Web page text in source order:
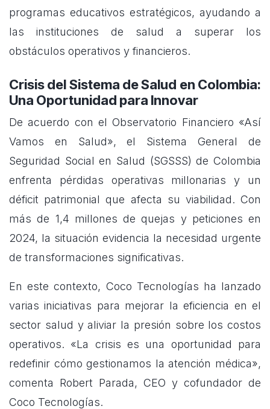
programas educativos estratégicos, ayudando a
las instituciones de salud a superar los
obstáculos operativos y financieros.
Crisis del Sistema de Salud en Colombia:
Una Oportunidad para Innovar
De acuerdo con el Observatorio Financiero «Así
Vamos en Salud», el Sistema General de
Seguridad Social en Salud (SGSSS) de Colombia
enfrenta pérdidas operativas millonarias y un
déficit patrimonial que afecta su viabilidad. Con
más de 1,4 millones de quejas y peticiones en
2024, la situación evidencia la necesidad urgente
de transformaciones significativas.
En este contexto, Coco Tecnologías ha lanzado
varias iniciativas para mejorar la eficiencia en el
sector salud y aliviar la presión sobre los costos
operativos. «La crisis es una oportunidad para
redefinir cómo gestionamos la atención médica»,
comenta Robert Parada, CEO y cofundador de
Coco Tecnologías.